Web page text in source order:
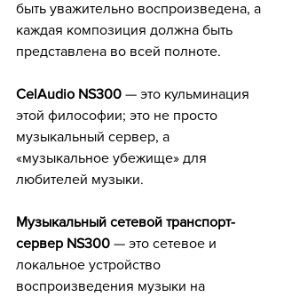
быть уважительно воспроизведена, а
каждая композиция должна быть
представлена ​​во всей полноте.
CelAudio NS300 — это кульминация
этой философии; это не просто
музыкальный сервер, а
«музыкальное убежище» для
любителей музыки.
Музыкальный сетевой транспорт-
сервер NS300 — это сетевое и
локальное устройство
воспроизведения музыки на